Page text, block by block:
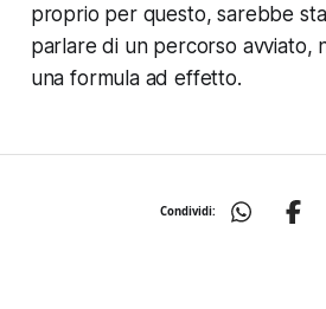
proprio per questo, sarebbe
parlare di un percorso avviato,
una formula ad effetto.
Condividi: